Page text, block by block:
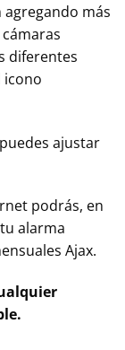
más
diferentes
icono
ajustar
podrás, en
alarma
Ajax.